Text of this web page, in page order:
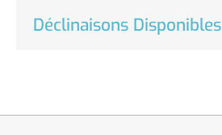
Déclinaisons Disponibles